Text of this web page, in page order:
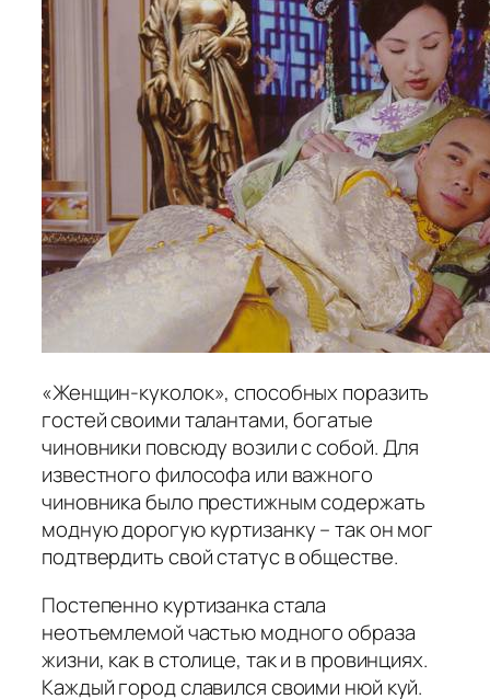
«Женщин-куколок», способных поразить
гостей своими талантами, богатые
чиновники повсюду возили с собой. Для
известного философа или важного
чиновника было престижным содержать
модную дорогую куртизанку – так он мог
подтвердить свой статус в обществе.
Постепенно куртизанка стала
неотъемлемой частью модного образа
жизни, как в столице, так и в провинциях.
Каждый город славился своими нюй куй.